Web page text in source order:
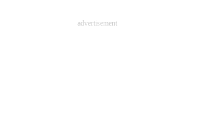
advertisement